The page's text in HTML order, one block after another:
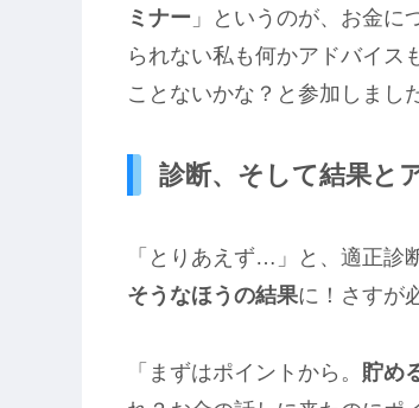
ミナー 」というのが、お金に
られない私も何かアドバイス
ことないかな？と参加しまし
診断、そして結果と
「とりあえず…」と、適正診
そうなほうの結果に！さすが
「まずはポイントから。 貯め